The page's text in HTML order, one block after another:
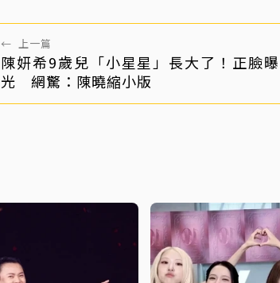
← 上一篇
陳妍希9歲兒「小星星」長大了！正臉曝
光 網驚：陳曉縮小版